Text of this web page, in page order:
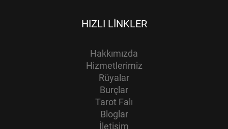
HIZLI LINKLER
Hakkımızda
Hizmetlerimiz
Rüyalar
Burçlar
Tarot Falı
Bloglar
İletişim